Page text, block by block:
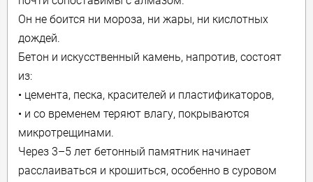
Он не боится ни мороза, ни жары, ни кислотных
дождей.
Бетон и искусственный камень, напротив, состоят
из:
• цемента, песка, красителей и пластификаторов,
• и со временем теряют влагу, покрываются
микротрещинами.
Через 3–5 лет бетонный памятник начинает
расслаиваться и крошиться, особенно в суровом